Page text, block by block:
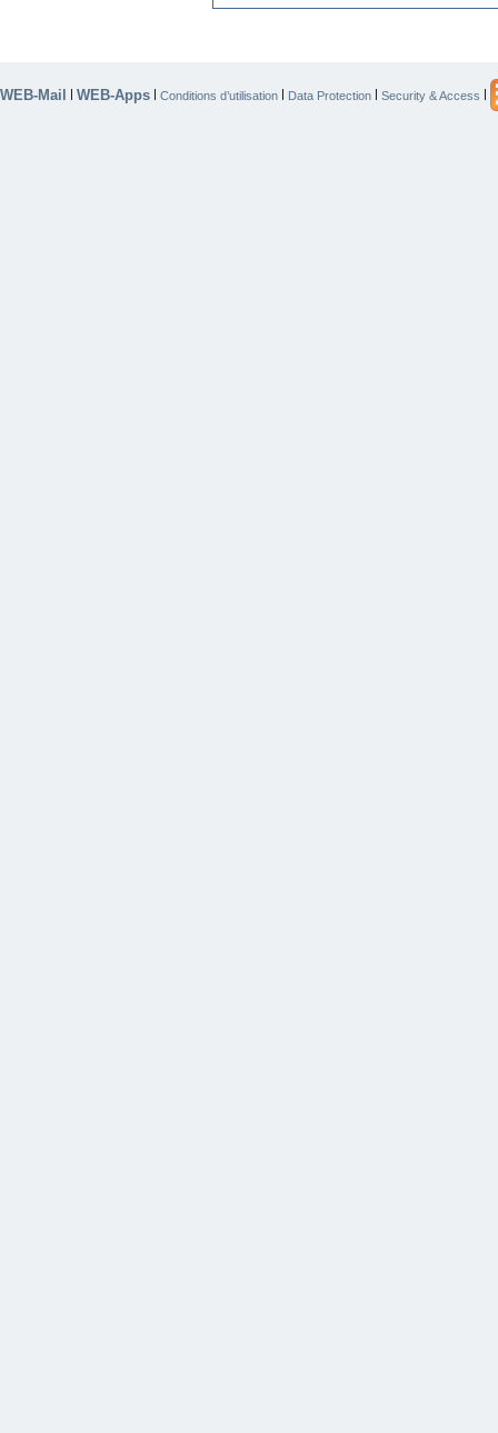
WEB-Mail | WEB-Apps | Conditions d’utilisation | Data Protection | Security & Access |